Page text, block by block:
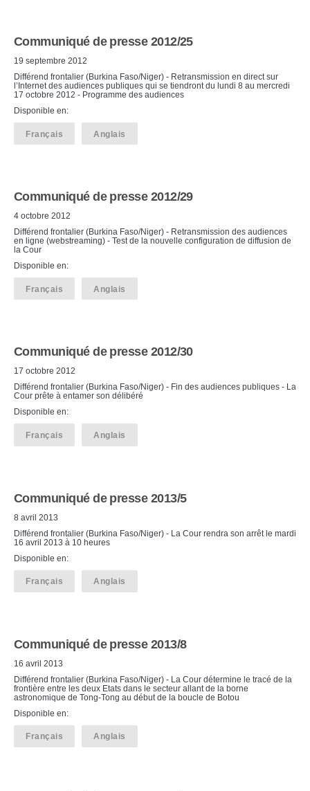
Communiqué de presse 2012/25
19 septembre 2012
Différend frontalier (Burkina Faso/Niger) - Retransmission en direct sur
l’Internet des audiences publiques qui se tiendront du lundi 8 au mercredi
17 octobre 2012 - Programme des audiences
Disponible en:
Français Anglais
Communiqué de presse 2012/29
4 octobre 2012
Différend frontalier (Burkina Faso/Niger) - Retransmission des audiences
en ligne (webstreaming) - Test de la nouvelle configuration de diffusion de
la Cour
Disponible en:
Français Anglais
Communiqué de presse 2012/30
17 octobre 2012
Différend frontalier (Burkina Faso/Niger) - Fin des audiences publiques - La
Cour prête à entamer son délibéré
Disponible en:
Français Anglais
Communiqué de presse 2013/5
8 avril 2013
Différend frontalier (Burkina Faso/Niger) - La Cour rendra son arrêt le mardi
16 avril 2013 à 10 heures
Disponible en:
Français Anglais
Communiqué de presse 2013/8
16 avril 2013
Différend frontalier (Burkina Faso/Niger) - La Cour détermine le tracé de la
frontière entre les deux Etats dans le secteur allant de la borne
astronomique de Tong-Tong au début de la boucle de Botou
Disponible en:
Français Anglais